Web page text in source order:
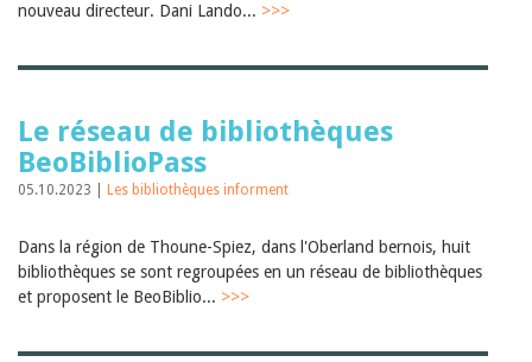
nouveau directeur. Dani Lando... >>>
Le réseau de bibliothèques
BeoBiblioPass
05.10.2023 | Les bibliothèques informent
Dans la région de Thoune-Spiez, dans l'Oberland bernois, huit
bibliothèques se sont regroupées en un réseau de bibliothèques
et proposent le BeoBiblio... >>>